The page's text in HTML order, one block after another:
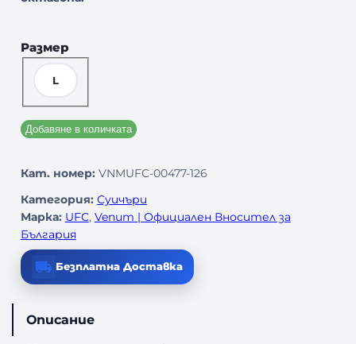
Размер
L
Добавяне в количката
Кат. номер: VNMUFC-00477-126
Категория: Суичъри
Марка: UFC, Venum | Официален Вносител за
България
Безплатна Доставка
Описание